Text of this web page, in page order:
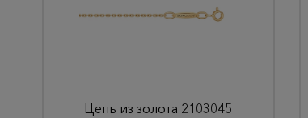
Цепь из золота 2103045